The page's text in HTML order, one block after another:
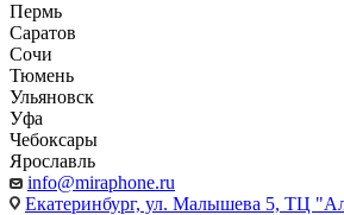
Пермь
Саратов
Сочи
Тюмень
Ульяновск
Уфа
Чебоксары
Ярославль
info@miraphone.ru
Екатеринбург, ул. Малышева 5, ТЦ